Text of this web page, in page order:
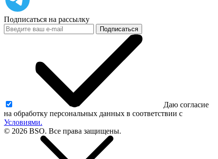
Подписаться на рассылку
Подписаться
Даю согласие
на обработку персональных данных в соответствии с
Условиями.
© 2026 BSO. Все права защищены.